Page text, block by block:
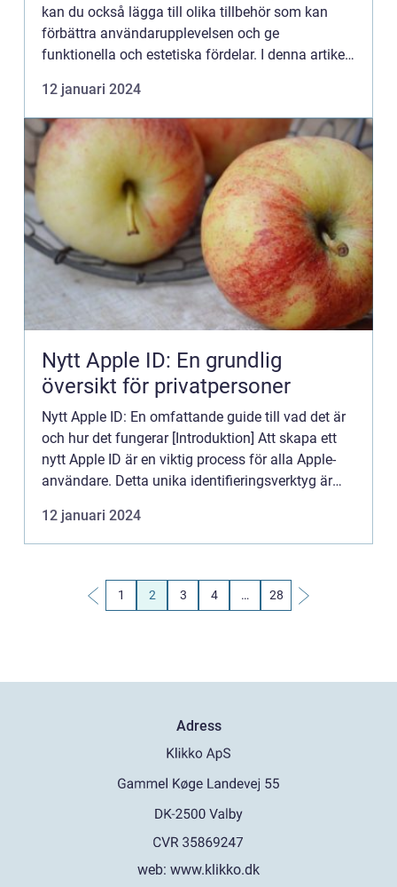
kan du också lägga till olika tillbehör som kan
förbättra användarupplevelsen och ge
funktionella och estetiska fördelar. I denna artikel
Watch-tillbehör, dera...
12 januari 2024
Nytt Apple ID: En grundlig
översikt för privatpersoner
Nytt Apple ID: En omfattande guide till vad det är
och hur det fungerar [Introduktion] Att skapa ett
nytt Apple ID är en viktig process för alla Apple-
användare. Detta unika identifieringsverktyg är
r...
12 januari 2024
1 2 3 4 … 28
Adress
web: www.klikko.dk